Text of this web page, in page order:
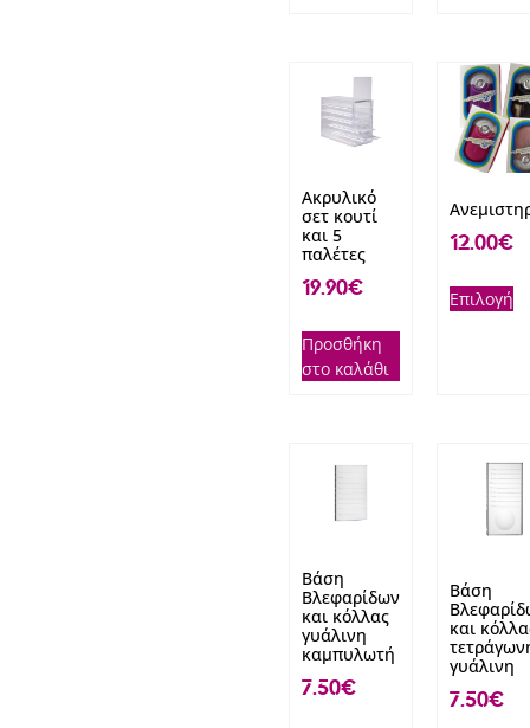
Ακρυλικό
σετ κουτί
και 5
παλέτες
19.90€
Προσθήκη
στο καλάθι
12.00€
Επιλογή
Βάση
Βλεφαρίδων
και κόλλας
γυάλινη
καμπυλωτή
7.50€
Βάση
και
γυάλινη
7.50€